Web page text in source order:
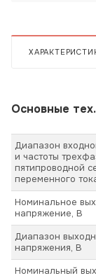
Основные
Диапазон
и частоты
пятипроводной
переменного
Номинальное
напряжение, В
Диапазон
напряжения, В
Номинальный